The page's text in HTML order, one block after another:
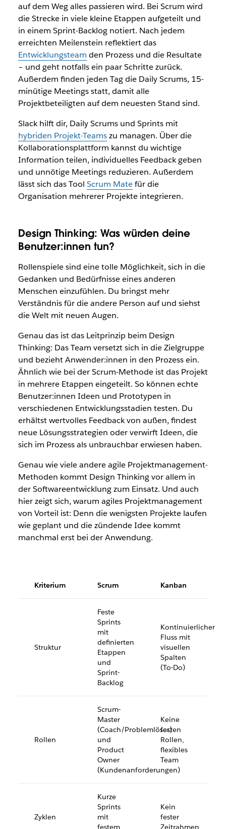
auf dem Weg alles passieren wird. Bei Scrum wird
die Strecke in viele kleine Etappen aufgeteilt und
in einem Sprint-Backlog notiert. Nach jedem
erreichten Meilenstein reflektiert das
Entwicklungsteam den Prozess und die Resultate
– und geht notfalls ein paar Schritte zurück.
Außerdem finden jeden Tag die Daily Scrums, 15-
minütige Meetings statt, damit alle
Projektbeteiligten auf dem neuesten Stand sind.
Slack hilft dir, Daily Scrums und Sprints mit
hybriden Projekt-Teamszu managen. Über die
Kollaborationsplattform kannst du wichtige
Information teilen, individuelles Feedback geben
und unnötige Meetings reduzieren. Außerdem
lässt sich das Tool Scrum Matefür die
Organisation mehrerer Projekte integrieren.
Design Thinking: Was würden deine
Benutzer:innen tun?
Rollenspiele sind eine tolle Möglichkeit, sich in die
Gedanken und Bedürfnisse eines anderen
Menschen einzufühlen. Du bringst mehr
Verständnis für die andere Person auf und siehst
die Welt mit neuen Augen.
Genau das ist das Leitprinzip beim Design
Thinking: Das Team versetzt sich in die Zielgruppe
und bezieht Anwender:innen in den Prozess ein.
Ähnlich wie bei der Scrum-Methode ist das Projekt
in mehrere Etappen eingeteilt. So können echte
Benutzer:innen Ideen und Prototypen in
verschiedenen Entwicklungsstadien testen. Du
erhältst wertvolles Feedback von außen, findest
neue Lösungsstrategien oder verwirft Ideen, die
sich im Prozess als unbrauchbar erwiesen haben.
Genau wie viele andere agile Projektmanagement-
Methoden kommt Design Thinking vor allem in
der Softwareentwicklung zum Einsatz. Und auch
hier zeigt sich, warum agiles Projektmanagement
von Vorteil ist: Denn die wenigsten Projekte laufen
wie geplant und die zündende Idee kommt
manchmal erst bei der Anwendung.
Kriterium Scrum Kanban
Struktur
Feste
Sprints
mit
definierten
Etappen
und
Sprint-
Backlog
Kontinuierlicher
Fluss mit
visuellen
Spalten
(To-Do)
Rollen
Scrum-
Master
(Coach/Problemlöser)
und
Product
Owner
(Kundenanforderungen)
Keine
festen
Rollen,
flexibles
Team
Zyklen
Kurze
Sprints
mit
festem
Kein
fester
Zeitrahmen